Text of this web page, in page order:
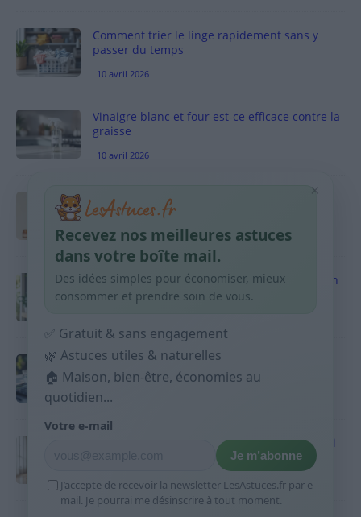
Comment trier le linge rapidement sans y
passer du temps
10 avril 2026
Vinaigre blanc et four est-ce efficace contre la
graisse
10 avril 2026
Taches pigmentaires : routine simple +
habitudes qui aident
9 avril 2026
Produits ménagers : comment économiser en
courses sans acheter 10 sprays
Budget mensuel : méthode rapide pour
répartir son salaire dès le jour de paie
9 avril 2026
Sport 10 minutes par jour est-ce utile et quoi
9 avril 2026
×
Recevez nos meilleures astuces
dans votre boîte mail.
Des idées simples pour économiser, mieux
consommer et prendre soin de vous.
✅ Gratuit & sans engagement
🌿 Astuces utiles & naturelles
🏠 Maison, bien-être, économies au
quotidien...
Votre e-mail
Je m’abonne
J’accepte de recevoir la newsletter LesAstuces.fr par e-
mail. Je pourrai me désinscrire à tout moment.